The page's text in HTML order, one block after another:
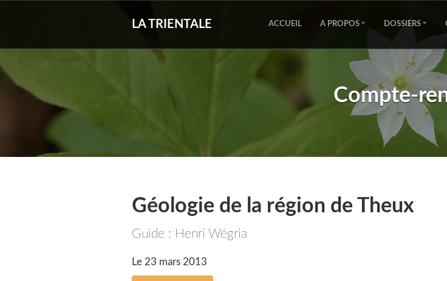
LA TRIENTALE ACCUEIL A PROPOS DOSSIERS
Compte-
Géologie de la région de Theux
Guide : Henri Wégria
Le 23 mars 2013